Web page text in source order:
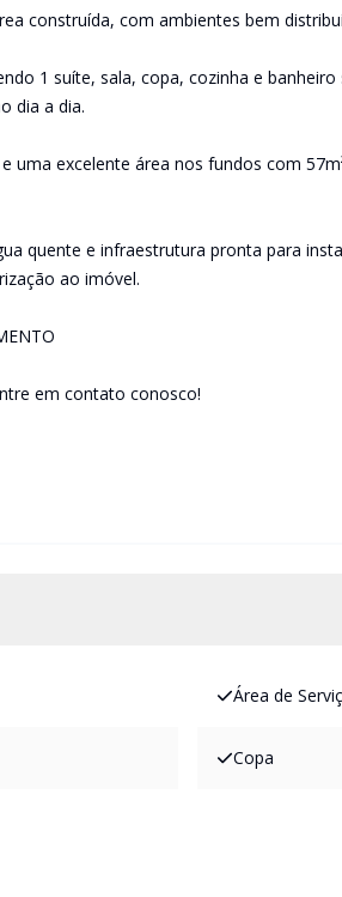
construída, com ambientes bem
1 suíte, sala, copa, cozinha e
dia a dia.
uma excelente área nos fundos com
quente e infraestrutura pronta para
ao imóvel.
em contato conosco!
Área de
Copa